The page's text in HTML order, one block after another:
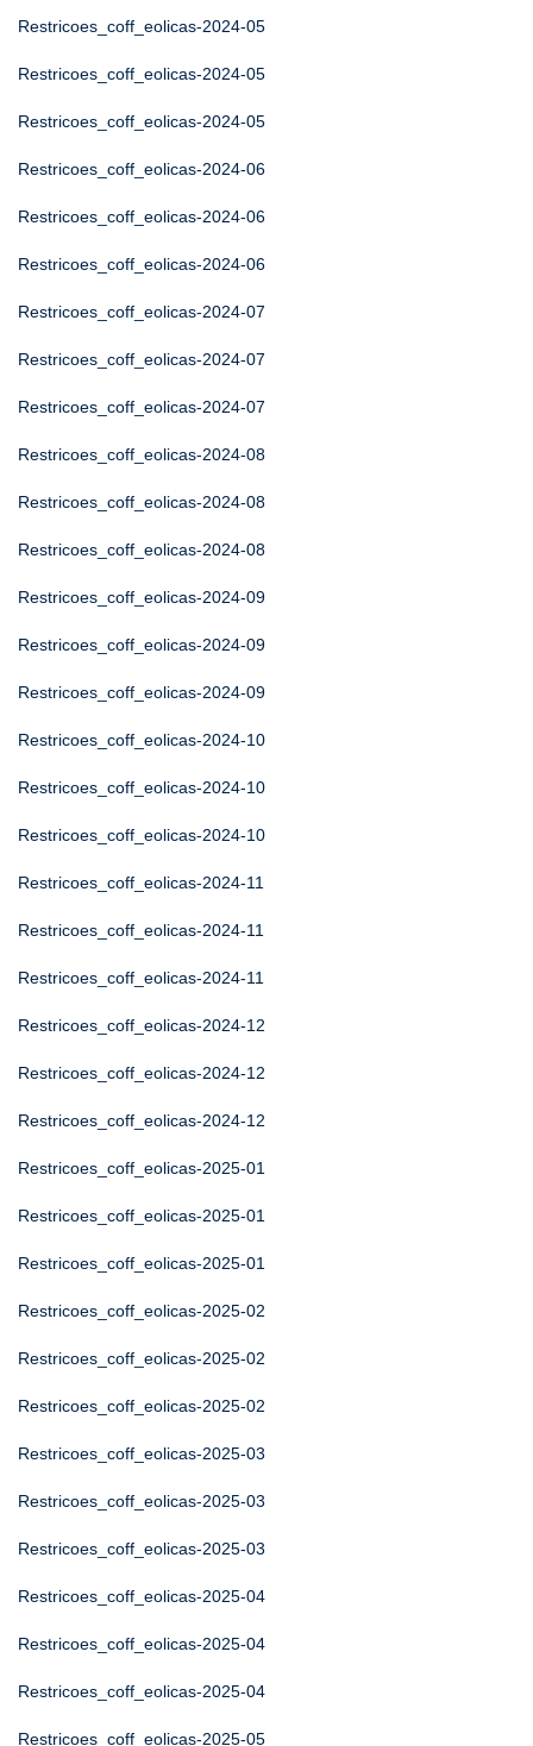
Restricoes_coff_eolicas-2024-05
Restricoes_coff_eolicas-2024-05
Restricoes_coff_eolicas-2024-05
Restricoes_coff_eolicas-2024-06
Restricoes_coff_eolicas-2024-06
Restricoes_coff_eolicas-2024-06
Restricoes_coff_eolicas-2024-07
Restricoes_coff_eolicas-2024-07
Restricoes_coff_eolicas-2024-07
Restricoes_coff_eolicas-2024-08
Restricoes_coff_eolicas-2024-08
Restricoes_coff_eolicas-2024-08
Restricoes_coff_eolicas-2024-09
Restricoes_coff_eolicas-2024-09
Restricoes_coff_eolicas-2024-09
Restricoes_coff_eolicas-2024-10
Restricoes_coff_eolicas-2024-10
Restricoes_coff_eolicas-2024-10
Restricoes_coff_eolicas-2024-11
Restricoes_coff_eolicas-2024-11
Restricoes_coff_eolicas-2024-11
Restricoes_coff_eolicas-2024-12
Restricoes_coff_eolicas-2024-12
Restricoes_coff_eolicas-2024-12
Restricoes_coff_eolicas-2025-01
Restricoes_coff_eolicas-2025-01
Restricoes_coff_eolicas-2025-01
Restricoes_coff_eolicas-2025-02
Restricoes_coff_eolicas-2025-02
Restricoes_coff_eolicas-2025-02
Restricoes_coff_eolicas-2025-03
Restricoes_coff_eolicas-2025-03
Restricoes_coff_eolicas-2025-03
Restricoes_coff_eolicas-2025-04
Restricoes_coff_eolicas-2025-04
Restricoes_coff_eolicas-2025-04
Restricoes_coff_eolicas-2025-05